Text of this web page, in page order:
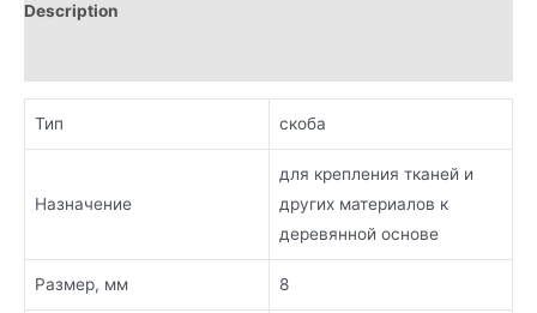
Description
Тип скоба
Назначение
для крепления тканей и
других материалов к
деревянной основе
Размер, мм 8